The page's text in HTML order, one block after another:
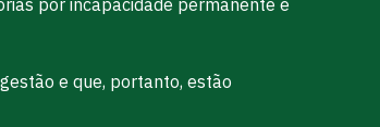
por incapacidade permanente e
e que, portanto, estão